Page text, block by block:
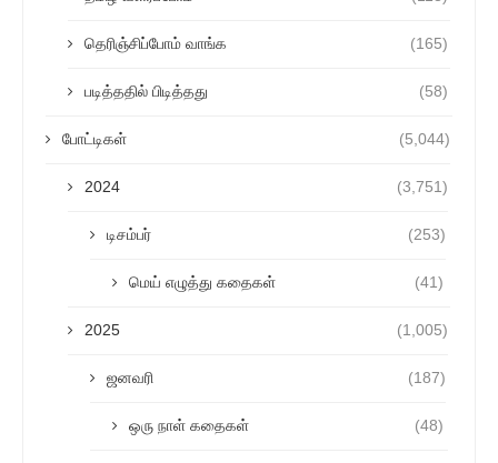
தெரிஞ்சிப்போம் வாங்க (165)
படித்ததில் பிடித்தது (58)
போட்டிகள் (5,044)
2024 (3,751)
டிசம்பர் (253)
மெய் எழுத்து கதைகள் (41)
2025 (1,005)
ஜனவரி (187)
ஒரு நாள் கதைகள் (48)